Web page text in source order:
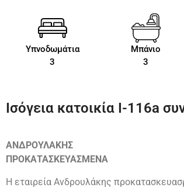
Υπνοδωμάτια
3
Μπάνιο
3
Ισόγεια κατοικία Ι-116a
ΑΝΔΡΟΥΛΑΚΗΣ
ΠΡΟΚΑΤΑΣΚΕΥΑΣΜΕΝΑ
Η εταιρεία Ανδρουλάκης